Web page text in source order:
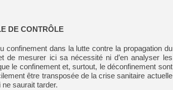
DE CONTRÔLE
confinement dans la lutte contre la propagation du
de mesurer ici sa nécessité ni d’en analyser les
le confinement et, surtout, le déconfinement sont
être transposée de la crise sanitaire actuelle
saurait tarder.